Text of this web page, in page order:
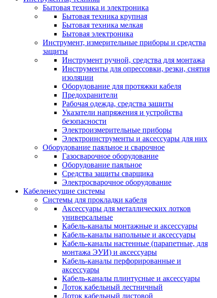
Бытовая техника и электроника
Бытовая техника крупная
Бытовая техника мелкая
Бытовая электроника
Инструмент, измерительные приборы и средства
защиты
Инструмент ручной, средства для монтажа
Инструменты для опрессовки, резки, снятия
изоляции
Оборудование для протяжки кабеля
Предохранители
Рабочая одежда, средства защиты
Указатели напряжения и устройства
безопасности
Электроизмерительные приборы
Электроинструменты и аксессуары для них
Оборудование паяльное и сварочное
Газосварочное оборудование
Оборудование паяльное
Средства защиты сварщика
Электросварочное оборудование
Кабеленесущие системы
Системы для прокладки кабеля
Аксессуары для металлических лотков
универсальные
Кабель-каналы монтажные и аксессуары
Кабель-каналы напольные и аксессуары
Кабель-каналы настенные (парапетные, для
монтажа ЭУИ) и аксессуары
Кабель-каналы перфорированные и
аксессуары
Кабель-каналы плинтусные и аксессуары
Лоток кабельный лестничный
Лоток кабельный листовой